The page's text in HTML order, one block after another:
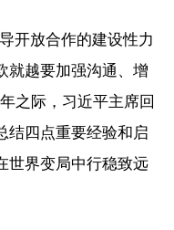
开放合作的建设性力
就越要加强沟通、增
之际，习近平主席回
结四点重要经验和启
世界变局中行稳致远